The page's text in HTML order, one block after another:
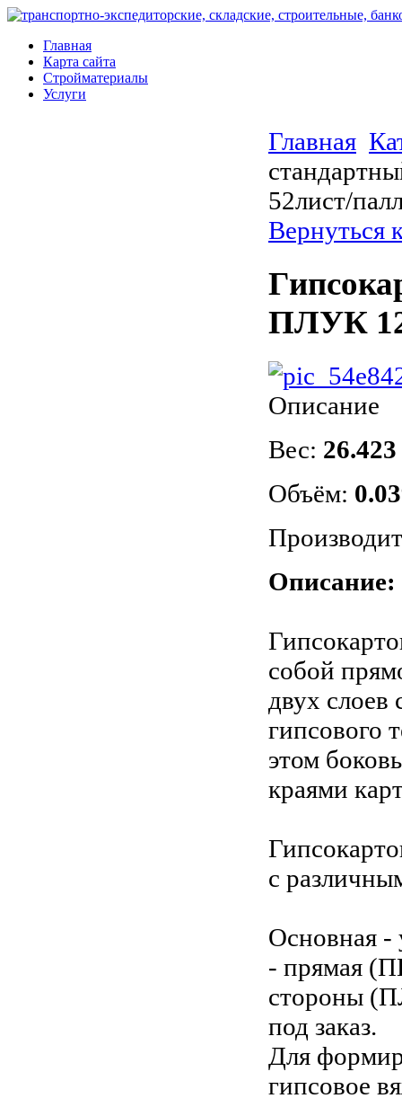
Главная
Карта сайта
Стройматериалы
Услуги
Главная
52лист/
Вернуться
ПЛУК
Описание
Вес: 26.423
Объём:
Описание:
собой
двух слоев
гипсового
этом
краями
с
Основная -
- прямая
стороны
под заказ.
Для
гипсовое